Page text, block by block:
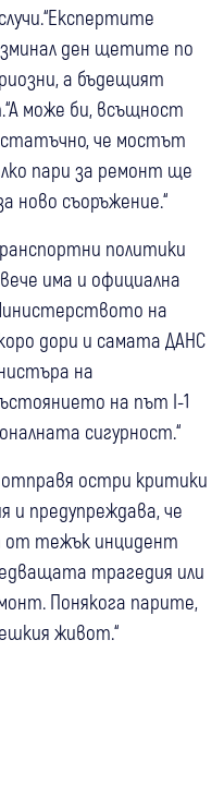
ден щетите по
а бъдещият
може би, всъщност
че мостът
пари за ремонт ще
ново съоръжение.“
политики
има и официална
на
дори и самата ДАНС
на
на път I-1
сигурност.“
остри критики
и предупреждава, че
от тежък инцидент
трагедия или
Понякога парите,
живот.“